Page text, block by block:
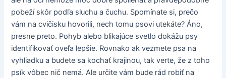
pobeží skôr podľa sluchu a čuchu. Spomínate si, prečo
vám na cvičisku hovorili, nech tomu psovi utekáte? Áno,
presne preto. Pohyb alebo blikajúce svetlo dokážu psy
identifikovať oveľa lepšie. Rovnako ak vezmete psa na
vyhliadku a budete sa kochať krajinou, tak verte, že z toho
psík vôbec nič nemá. Ale určite vám bude rád robiť na